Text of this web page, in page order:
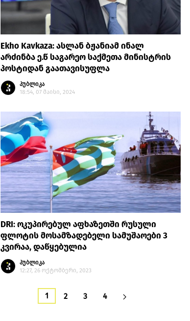
Ekho Kavkaza: ასლან ბჟანიამ ინალ
არძინბა ე.წ საგარეო საქმეთა მინისტრის
პოსტიდან გაათავისუფლა
პუბლიკა
18:54, 07 მაისი, 2024
DRI: ოკუპირებულ აფხაზეთში რუსული
ფლოტის მოსამზადებელი სამუშაოები 3
კვირაა, დაწყებულია
პუბლიკა
12:27, 26 ოქტომბერი, 2023
1 2 3 4